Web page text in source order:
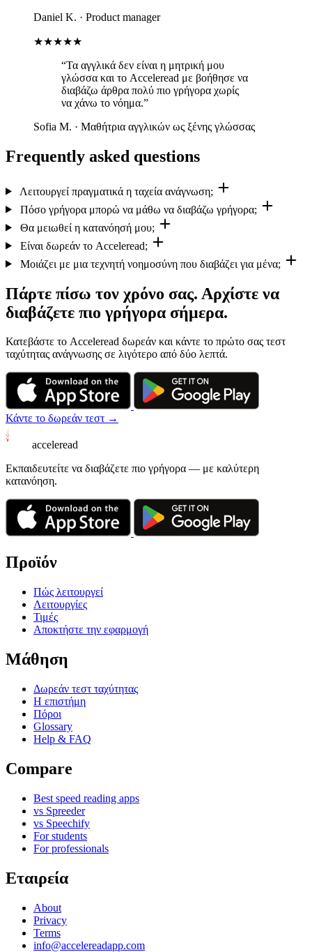
Daniel K. · Product manager
★★★★★
“Τα αγγλικά δεν είναι η μητρική μου
γλώσσα και το Acceleread με βοήθησε να
διαβάζω άρθρα πολύ πιο γρήγορα χωρίς
να χάνω το νόημα.”
Sofia M. · Μαθήτρια αγγλικών ως ξένης γλώσσας
Frequently asked questions
Λειτουργεί πραγματικά η ταχεία ανάγνωση;
Πόσο γρήγορα μπορώ να μάθω να διαβάζω γρήγορα;
Θα μειωθεί η κατανόησή μου;
Είναι δωρεάν το Acceleread;
Μοιάζει με μια τεχνητή νοημοσύνη που διαβάζει για μένα;
Πάρτε πίσω τον χρόνο σας. Αρχίστε να
διαβάζετε πιο γρήγορα σήμερα.
Κατεβάστε το Acceleread δωρεάν και κάντε το πρώτο σας τεστ
ταχύτητας ανάγνωσης σε λιγότερο από δύο λεπτά.
Κάντε το δωρεάν τεστ →
acceleread
Εκπαιδευτείτε να διαβάζετε πιο γρήγορα — με καλύτερη
κατανόηση.
Προϊόν
Πώς λειτουργεί
Λειτουργίες
Τιμές
Αποκτήστε την εφαρμογή
Μάθηση
Δωρεάν τεστ ταχύτητας
Η επιστήμη
Πόροι
Glossary
Help & FAQ
Compare
Best speed reading apps
vs Spreeder
vs Speechify
For students
For professionals
Εταιρεία
About
Privacy
Terms
info@accelereadapp.com